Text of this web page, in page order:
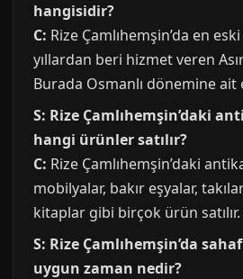
hangisidir?
C: Rize Çamlıhemşin’da en
yıllardan beri hizmet veren
Burada Osmanlı dönemine
S: Rize Çamlıhemşin’daki
hangi ürünler satılır?
C: Rize Çamlıhemşin’daki
mobilyalar, bakır eşyalar,
kitaplar gibi birçok ürün satılır.
S: Rize Çamlıhemşin’da
uygun zaman nedir?